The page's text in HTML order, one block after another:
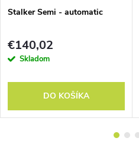
Stalker Semi - automatic
€140,02
Skladom
DO KOŠÍKA